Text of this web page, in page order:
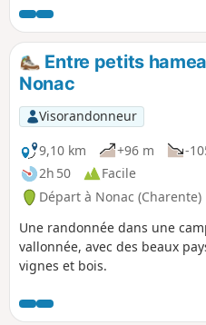
Entre petits
Nonac
Visorandonneur
9,10 km
+96 m
-
2h 50
Facile
Départ à Nonac (Charente)
Une randonnée dans une
vallonnée, avec des beaux
vignes et bois.